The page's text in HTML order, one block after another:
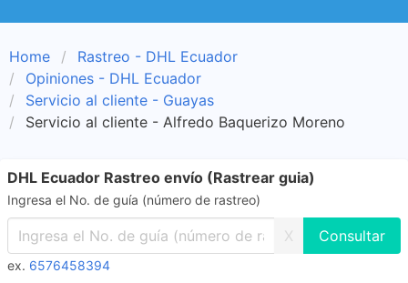
Home
Rastreo - DHL Ecuador
Opiniones - DHL Ecuador
Servicio al cliente - Guayas
Servicio al cliente - Alfredo Baquerizo Moreno
DHL Ecuador Rastreo envío (Rastrear guia)
Ingresa el No. de guía (número de rastreo)
X
ex. 6576458394